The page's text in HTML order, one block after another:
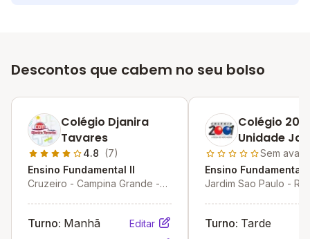
Descontos que cabem no seu bolso
Colégio Djanira
Tavares
4.8 (7)
Ensino Fundamental II
Cruzeiro - Campina Grande -
Turno: Manhã Editar
Colégio
Unidade
São Paulo
Sem
Ensino Fundamental
Jardim Sao Paulo -
Turno: Tarde